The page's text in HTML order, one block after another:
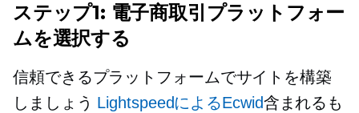
ステップ1: 電子商取引プラットフォー
ムを選択する
信頼できるプラットフォームでサイトを構築
しましょう LightspeedによるEcwid含まれるも